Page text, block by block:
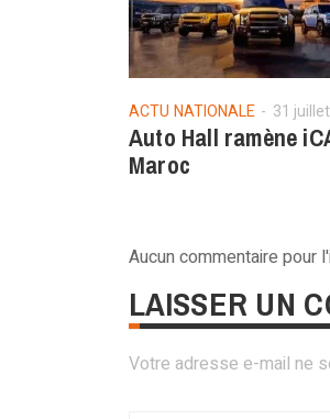
ACTU NATIONALE 31
Auto Hall ramène
Maroc
Aucun commentaire pour
LAISSER UN
Votre adresse e-mail ne